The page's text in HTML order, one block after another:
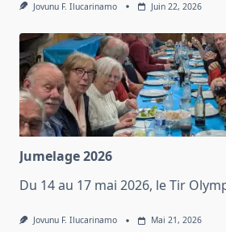
Jovunu F. Ilucarinamo Juin 22, 2026
Jumelage 2026
Du 14 au 17 mai 2026, le Tir
Jovunu F. Ilucarinamo Mai 21, 2026